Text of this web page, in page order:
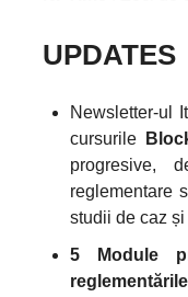
UPDATES
Newsletter-ul
cursurile
progresive,
reglementare
studii de caz
5 Module